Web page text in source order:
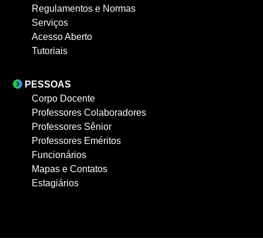
Regulamentos e Normas
Serviços
Acesso Aberto
Tutoriais
PESSOAS
Corpo Docente
Professores Colaboradores
Professores Sênior
Professores Eméritos
Funcionários
Mapas e Contatos
Estagiários